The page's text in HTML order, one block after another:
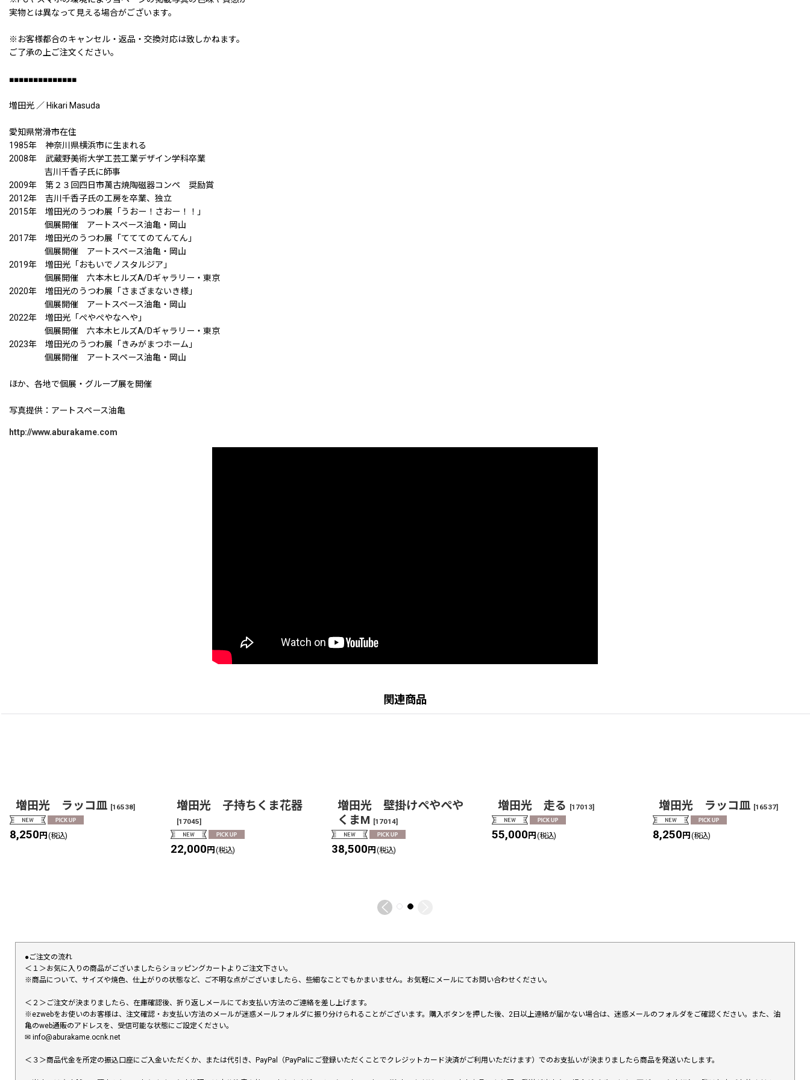
実物とは異なって見える場合がございます。
※お客様都合のキャンセル・返品・交換対応は致しかねます。
ご了承の上ご注文ください。
■■■■■■■■■■■■■■
増田光 ／ Hikari Masuda
愛知県常滑市在住
1985年 神奈川県横浜市に生まれる
2008年 武蔵野美術大学工芸工業デザイン学科卒業
吉川千香子氏に師事
2009年 第２３回四日市萬古焼陶磁器コンペ 奨励賞
2012年 吉川千香子氏の工房を卒業、独立
2015年 増田光のうつわ展「うおー！さおー！！」
個展開催 アートスペース油亀・岡山
2017年 増田光のうつわ展「てててのてんてん」
個展開催 アートスペース油亀・岡山
2019年 増田光「おもいでノスタルジア」
個展開催 六本木ヒルズA/Dギャラリー・東京
2020年 増田光のうつわ展「さまざまないき様」
個展開催 アートスペース油亀・岡山
2022年 増田光「ぺやぺやなへや」
個展開催 六本木ヒルズA/Dギャラリー・東京
2023年 増田光のうつわ展「きみがまつホーム」
個展開催 アートスペース油亀・岡山
ほか、各地で個展・グループ展を開催
写真提供：アートスペース油亀
http://www.aburakame.com
関連商品
増田光 ラッコ皿 [16538]
8,250円 (税込)
増田光 子持ちくま花器
[17045]
22,000円 (税込)
増田光 壁掛けぺやぺや
くまM [17014]
38,500円 (税込)
増田光 走る [17013]
55,000円 (税込)
増田光 ラッコ皿 [16537]
8,250円 (税込)
●ご注文の流れ
＜１＞お気に入りの商品がございましたらショッピングカートよりご注文下さい。
※商品について、サイズや焼色、仕上がりの状態など、ご不明な点がございましたら、些細なことでもかまいません。お気軽にメールにてお問い合わせください。
＜２＞ご注文が決まりましたら、在庫確認後、折り返しメールにてお支払い方法のご連絡を差し上げます。
※ezwebをお使いのお客様は、注文確認・お支払い方法のメールが迷惑メールフォルダに振り分けられることがございます。購入ボタンを押した後、2日以上連絡が届かない場合は、迷惑メールのフォルダをご確認ください。また、油
亀のweb通販のアドレスを、受信可能な状態にご設定ください。
✉︎ info@aburakame.ocnk.net
＜３＞商品代金を所定の振込口座にご入金いただくか、または代引き、PayPal（PayPalにご登録いただくことでクレジットカード決済がご利用いただけます）でのお支払いが決まりましたら商品を発送いたします。